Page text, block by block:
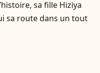
sa fille Hiziya
sa route dans un tout